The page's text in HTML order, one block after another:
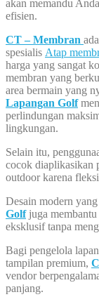
akan memandu
efisien.
CT – Membran
spesialis Atap
harga yang sangat
membran yang
area bermain yang
Lapangan Golf
perlindungan
lingkungan.
Selain itu,
cocok diaplikasikan
outdoor karena
Desain modern
Golfjuga membantu
eksklusif tanpa
Bagi pengelola
tampilan premium,
vendor
panjang.